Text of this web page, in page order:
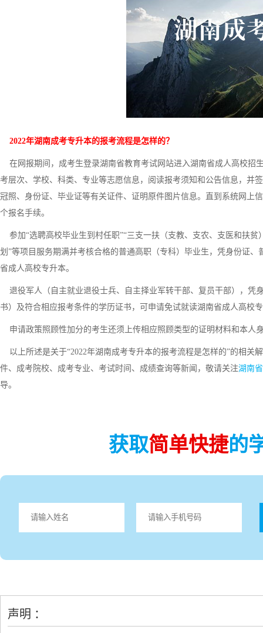
2022年湖南成考专升本的报考流程是怎样的？
在网报期间，成考生登录湖南省教育考试网站进入湖南省成人高校招
考层次、学校、科类、专业等志愿信息，阅读报考须知和公告信息，并
冠照、身份证、毕业证等有关证件、证明原件图片信息。直到系统网上
个报名手续。
参加“选聘高校毕业生到村任职”“三支一扶（支教、支农、支医和扶贫
划”等项目服务期满并考核合格的普通高职（专科）毕业生，凭身份证
省成人高校专升本。
退役军人（自主就业退役士兵、自主择业军转干部、复员干部），凭
书）及符合相应报考条件的学历证书，可申请免试就读湖南省成人高校
申请政策照顾性加分的考生还须上传相应照顾类型的证明材料和本人
以上所述是关于“2022年湖南成考专升本的报考流程是怎样的”的相关
件、成考院校、成考专业、考试时间、成绩查询等新闻，敬请关注湖南
导。
获取简单快捷的
声明 ：